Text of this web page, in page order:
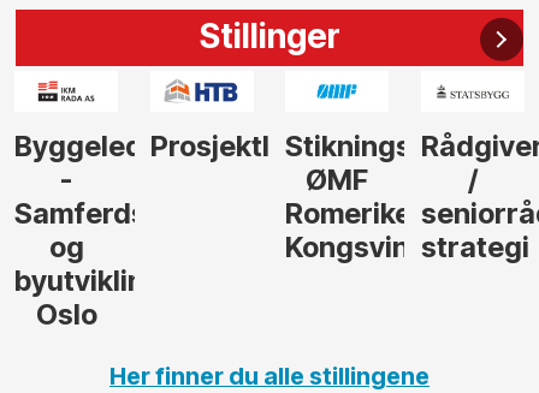
Stillinger
ProsjektlederStikningsingeniør
Kongsvinger
Rådgiver
/
seniorrådgiver
strategi
til
i Gulen
Her finner du alle stillingene